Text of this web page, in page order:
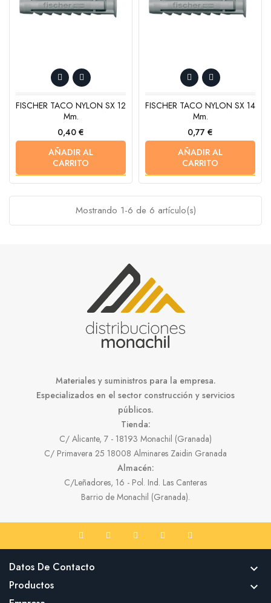
FISCHER TACO NYLON SX 12
Mm.
Precio
0,40 €
AÑADIR AL
CARRITO
FISCHER TACO NYLON SX 14
Mm.
Precio
0,77 €
AÑADIR AL
CARRITO
Mostrando 1-6 de 6 artículo(s)
Materiales y suministros para la empresa.
Especializados en el sector construcción y servicios
públicos.
Tienda:
C/ Alicante, 7 - 18193 Monachil (Granada)
C/ Primavera 25 18008 Alminares Zaidin Granada
Almacén:
C/Leñadores, 16 - Pol. Ind. Las Canteras
Barrio de Monachil (Granada).
Datos De Contacto 
Productos 